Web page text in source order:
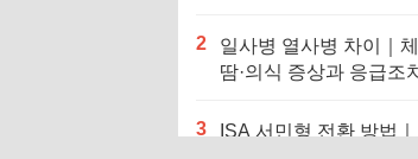
2
일사병 열사병 차이｜
땀·의식 증상과 응급조
3
ISA 서민형 전환 방법